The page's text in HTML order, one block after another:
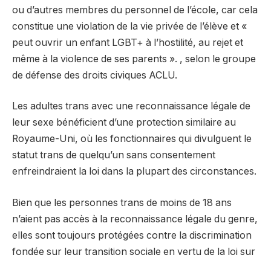
ou d’autres membres du personnel de l’école, car cela
constitue une violation de la vie privée de l’élève et «
peut ouvrir un enfant LGBT+ à l’hostilité, au rejet et
même à la violence de ses parents ». , selon le groupe
de défense des droits civiques ACLU.
Les adultes trans avec une reconnaissance légale de
leur sexe bénéficient d’une protection similaire au
Royaume-Uni, où les fonctionnaires qui divulguent le
statut trans de quelqu’un sans consentement
enfreindraient la loi dans la plupart des circonstances.
Bien que les personnes trans de moins de 18 ans
n’aient pas accès à la reconnaissance légale du genre,
elles sont toujours protégées contre la discrimination
fondée sur leur transition sociale en vertu de la loi sur